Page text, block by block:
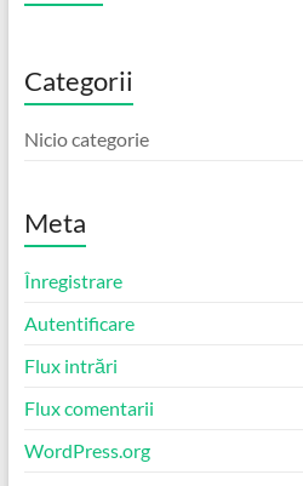
Categorii
Nicio categorie
Meta
Înregistrare
Autentificare
Flux intrări
Flux comentarii
WordPress.org